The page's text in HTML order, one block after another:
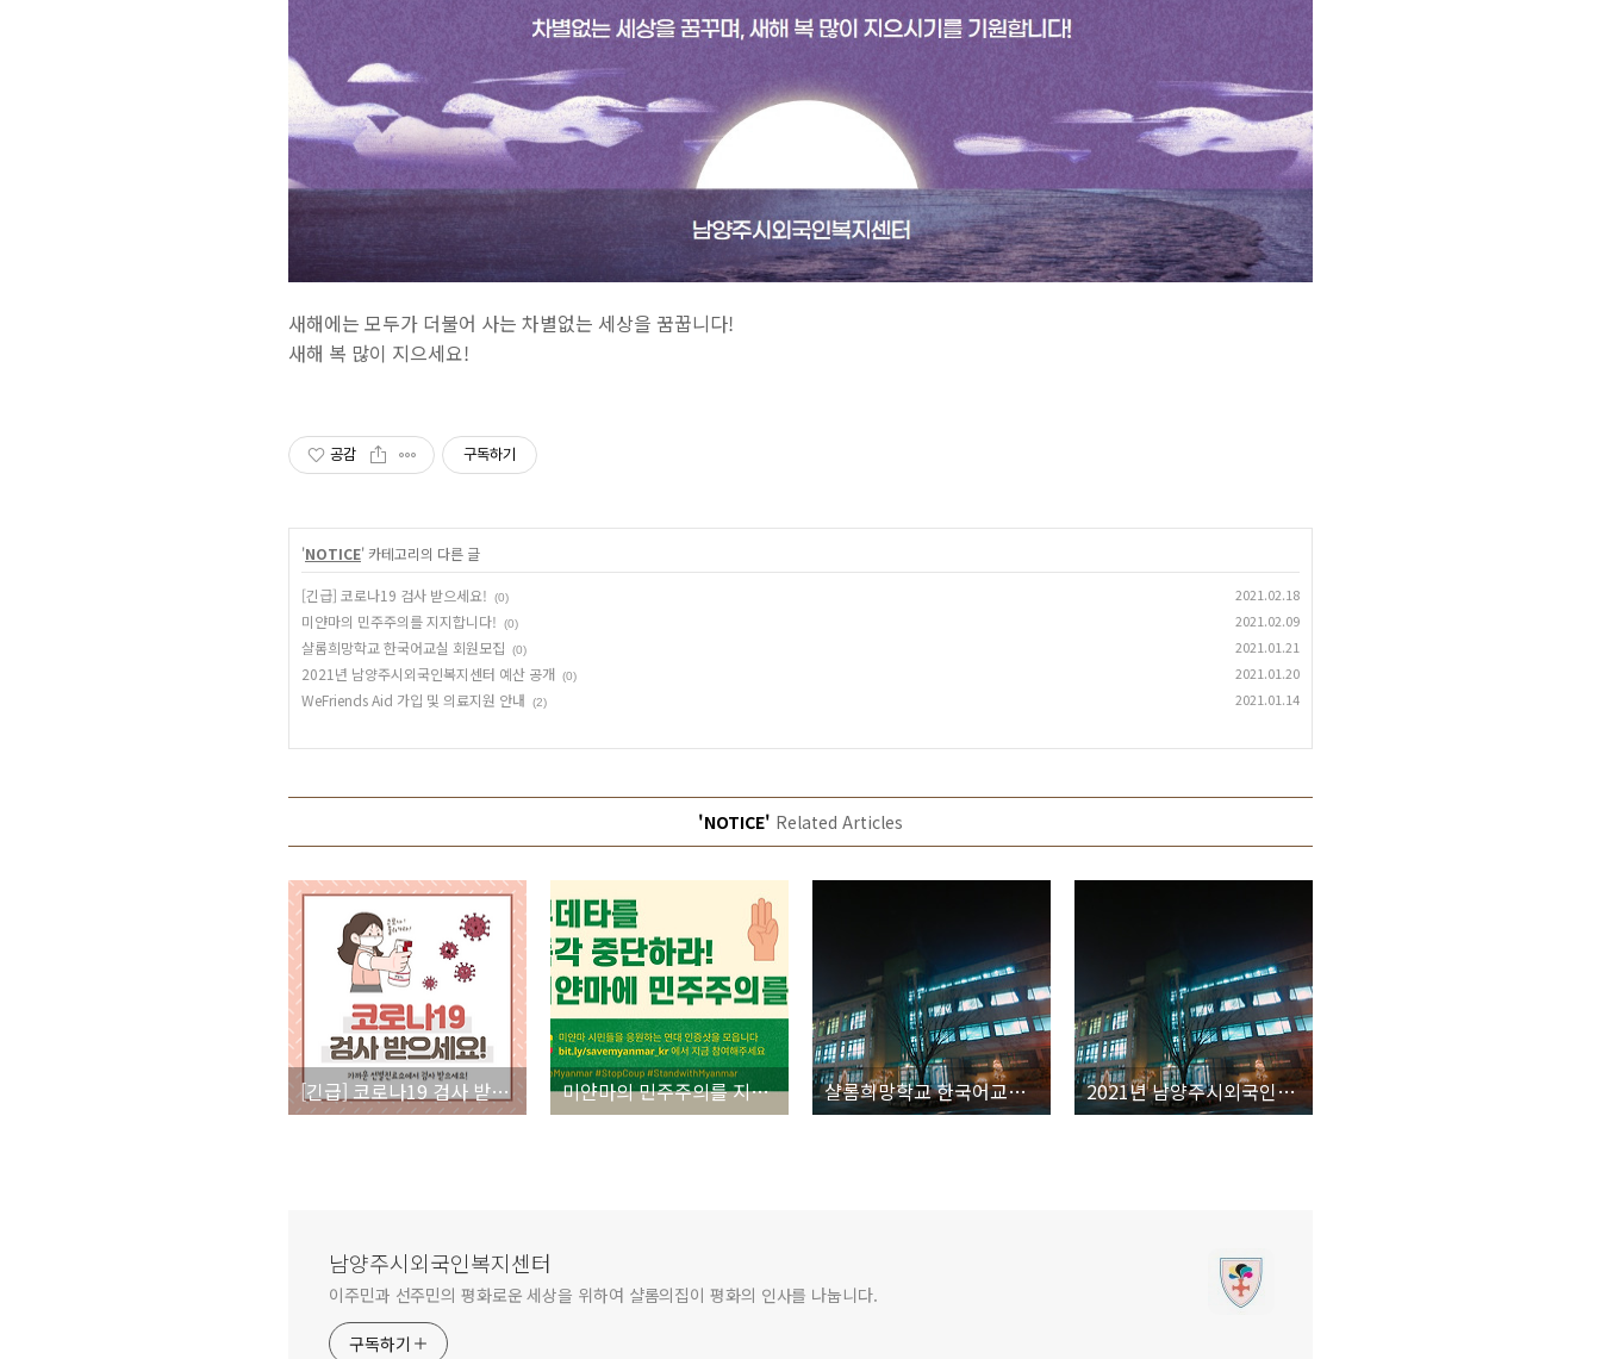
새해에는 모두가 더불어 사는 차별없는 세상을 꿈꿉니다!
새해 복 많이 지으세요!
공감 구독하기
'NOTICE' 카테고리의 다른 글
[긴급] 코로나19 검사 받으세요! (0) 2021.02.18
미얀마의 민주주의를 지지합니다! (0) 2021.02.09
샬롬희망학교 한국어교실 회원모집 (0) 2021.01.21
2021년 남양주시외국인복지센터 예산 공개 (0) 2021.01.20
WeFriends Aid 가입 및 의료지원 안내 (2) 2021.01.14
'NOTICE' Related Articles
[긴급] 코로나19 검사 받으세요! 미얀마의 민주주의를 지지합니다! 샬롬희망학교 한국어교실 회원모집 2021년 남양주시외국인복지센터 예산 공개
남양주시외국인복지센터
이주민과 선주민의 평화로운 세상을 위하여 샬롬의집이 평화의 인사를 나눕니다.
구독하기